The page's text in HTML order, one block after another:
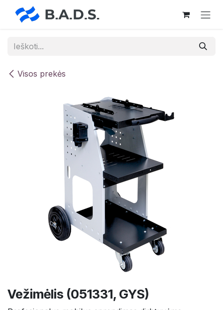
Skip to Content
Visos prekės
Vežimėlis (051331, GYS)